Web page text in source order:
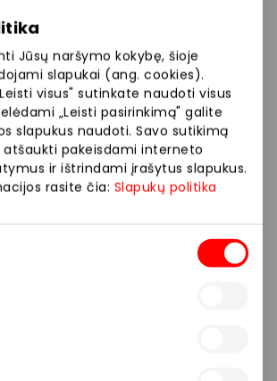
Jūsų naršymo kokybę, šioje
slapukai (ang. cookies).
visus" sutinkate naudoti visus
„Leisti pasirinkimą" galite
slapukus naudoti. Savo sutikimą
pakeisdami interneto
ir ištrindami įrašytus slapukus.
rasite čia: Slapukų politika